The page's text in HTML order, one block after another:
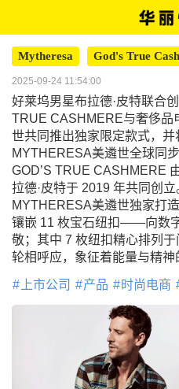
Mytheresa God's True
2025-09-24 11:54:00
好莱坞男星布拉德·皮特联合
TRUE CASHMERE与奢侈品
世共同推出独家限定款式，
MYTHERESA美遴世全球同步
GOD’S TRUE CASHMERE
拉德·皮特于 2019 年共同创
MYTHERESA美遴世独家打
镶嵌 11 枚宝石纽扣——向数
敬；其中 7 枚纽扣精心排列
轮相呼应，象征着能量与精神
上市公司 产品 时尚电商